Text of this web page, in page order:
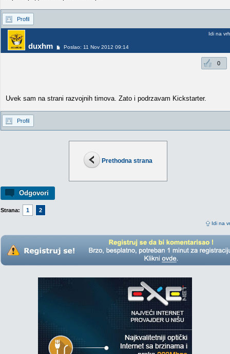
Prethodna strana
Odgovori
Strana: 1 2
Idi na
Profil
duxhm Poslao: 11 Nov 2012 09:14
Idi na vrh
0
Uvek sam na strani razvojnih timova. Zato i podrzavam Kickstarter.
Profil